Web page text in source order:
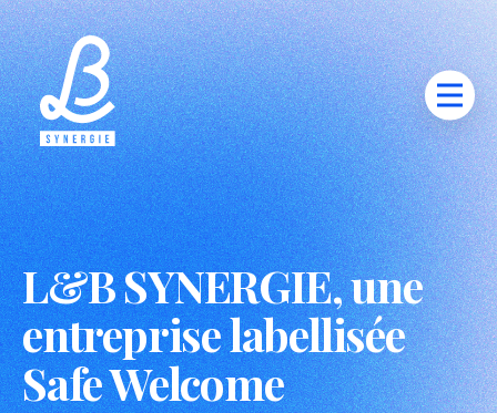
L&B SYNERGIE, une
entreprise labellisée
Safe Welcome